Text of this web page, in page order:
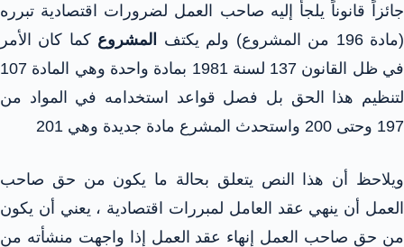
جائزاً قانوناً يلجأ إليه صاحب العمل لضرورات اقتصادية تبرره
(مادة 196 من المشروع) ولم يكتف
المشروع كما كان الأمر
في ظل القانون 137 لسنة 1981 بمادة واحدة وهي المادة 107
لتنظيم هذا الحق بل فصل قواعد استخدامه في المواد من
197 وحتى 200 واستحدث المشرع مادة جديدة وهي 201
ويلاحظ أن هذا النص يتعلق بحالة ما يكون من حق صاحب
العمل أن ينهي عقد العامل لمبررات اقتصادية ، يعني أن يكون
من حق صاحب العمل إنهاء عقد العمل إذا واجهت منشأته من